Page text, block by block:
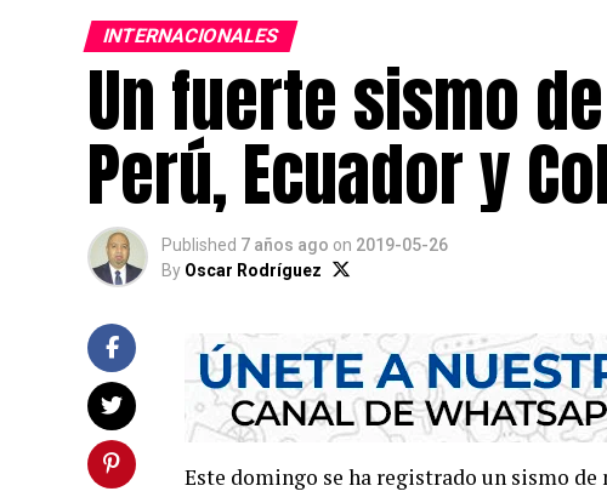
INTERNACIONALES
Un fuerte sismo
Perú, Ecuador y
Published 7 años ago on 2019-05-26
By Oscar Rodríguez
Este domingo se ha registrado un sismo